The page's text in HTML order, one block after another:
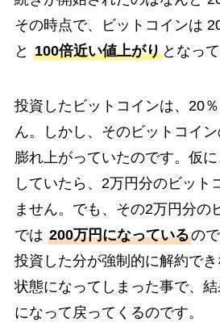
その時点で、ビットコインは
と 100倍近い値上がりとなっ
投資したビットコインは、20
ん。しかし、そのビットコイ
膨れ上がっていたのです。仮
していたら、2万円分のビット
ません。でも、その2万円分の
では 200万円になっているの
投資した分が強制的に解約で
状態になってしまった事で、
になって戻ってくるのです。